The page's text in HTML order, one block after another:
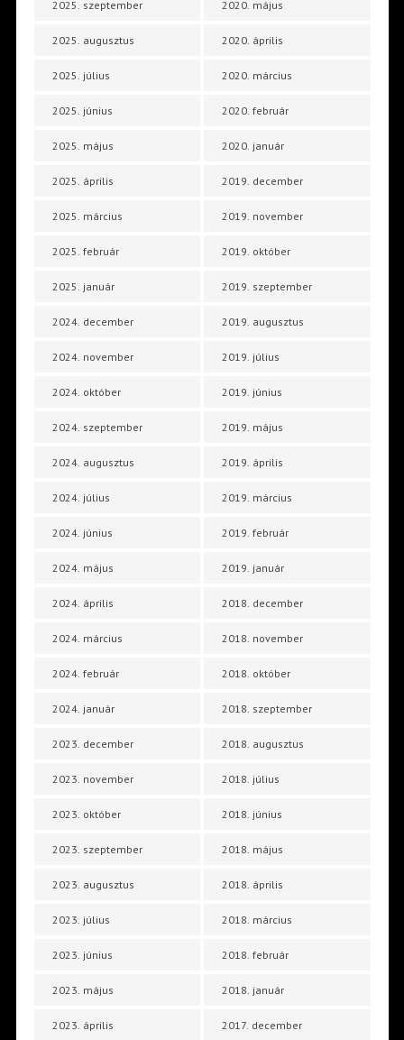
2025. szeptember
2025. augusztus
2025. július
2025. június
2025. május
2025. április
2025. március
2025. február
2025. január
2024. december
2024. november
2024. október
2024. szeptember
2024. augusztus
2024. július
2024. június
2024. május
2024. április
2024. március
2024. február
2024. január
2023. december
2023. november
2023. október
2023. szeptember
2023. augusztus
2023. július
2023. június
2023. május
2023. április
2020. május
2020. április
2020. március
2020. február
2020. január
2019. december
2019. november
2019. október
2019. szeptember
2019. augusztus
2019. július
2019. június
2019. május
2019. április
2019. március
2019. február
2019. január
2018. december
2018. november
2018. október
2018. szeptember
2018. augusztus
2018. július
2018. június
2018. május
2018. április
2018. március
2018. február
2018. január
2017. december